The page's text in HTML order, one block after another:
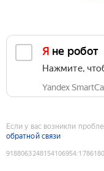
Я не робот
Нажмите,
Yandex
Если у вас возникли
обратной связи
9188063248154106954: